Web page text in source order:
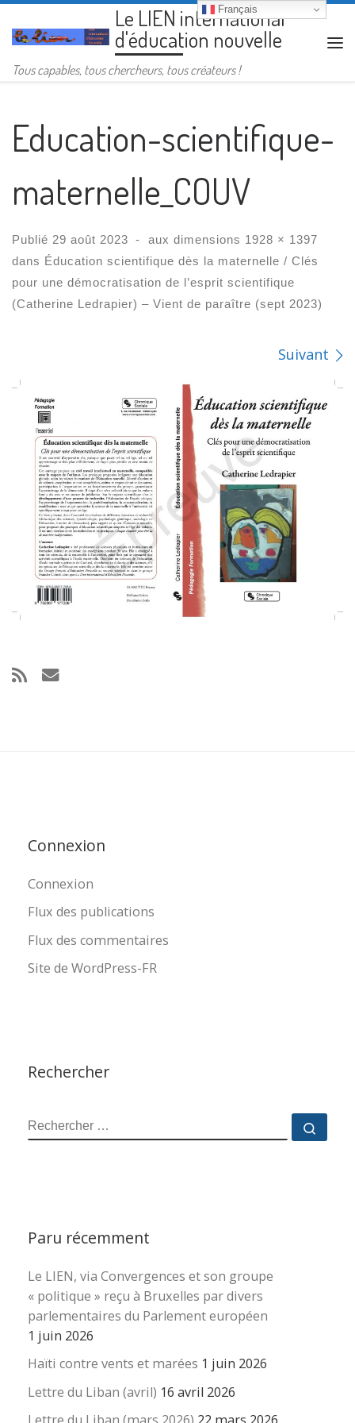
Passer au contenuLe LIEN international
d'éducation nouvelle
Tous capables, tous chercheurs, tous créateurs !
Education-scientifique-
maternelle_COUV
Publié 29 août 2023 - aux dimensions 1928 × 1397
dans Éducation scientifique dès la maternelle / Clés
pour une démocratisation de l’esprit scientifique
(Catherine Ledrapier) – Vient de paraître (sept 2023)
Suivant
Connexion
Connexion
Flux des publications
Flux des commentaires
Site de WordPress-FR
Rechercher
RECHERCHER
Paru récemment
Le LIEN, via Convergences et son groupe
« politique » reçu à Bruxelles par divers
parlementaires du Parlement européen
1 juin 2026
Haïti contre vents et marées 1 juin 2026
Lettre du Liban (avril) 16 avril 2026
Français